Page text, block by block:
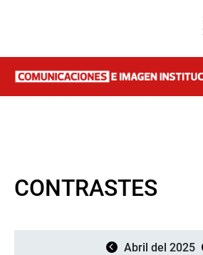
CONTRASTES
Abril del 2025